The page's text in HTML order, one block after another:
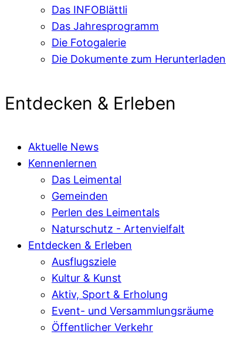
Das INFOBlättli
Das Jahresprogramm
Die Fotogalerie
Die Dokumente zum Herunterladen
Entdecken & Erleben
Aktuelle News
Kennenlernen
Das Leimental
Gemeinden
Perlen des Leimentals
Naturschutz - Artenvielfalt
Entdecken & Erleben
Ausflugsziele
Kultur & Kunst
Aktiv, Sport & Erholung
Event- und Versammlungsräume
Öffentlicher Verkehr